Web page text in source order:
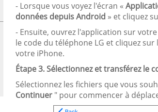
- Lorsque vous voyez l'écran «
données depuis Android » et cliquez
- Ensuite, ouvrez l'application sur
le code du téléphone LG et cliquez sur
votre iPhone.
Étape 3. Sélectionnez et transférez le
Sélectionnez les fichiers que vous
Continuer " pour commencer à